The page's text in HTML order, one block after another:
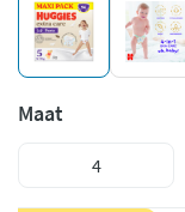
Maat
4